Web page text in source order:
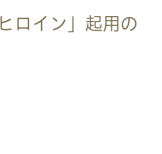
ロイン」起用の